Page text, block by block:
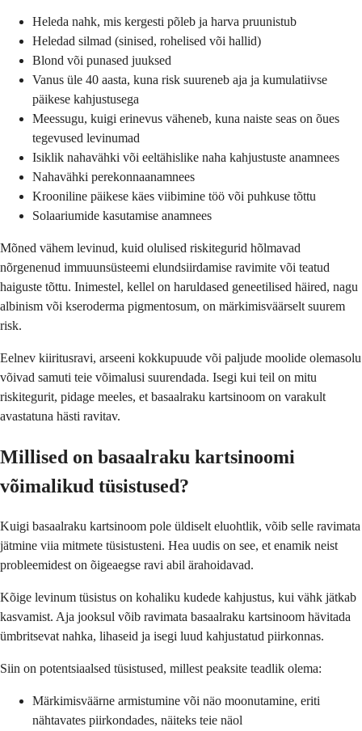
Heleda nahk, mis kergesti põleb ja harva pruunistub
Heledad silmad (sinised, rohelised või hallid)
Blond või punased juuksed
Vanus üle 40 aasta, kuna risk suureneb aja ja kumulatiivse
päikese kahjustusega
Meessugu, kuigi erinevus väheneb, kuna naiste seas on õues
tegevused levinumad
Isiklik nahavähki või eeltähislike naha kahjustuste anamnees
Nahavähki perekonnaanamnees
Krooniline päikese käes viibimine töö või puhkuse tõttu
Solaariumide kasutamise anamnees
Mõned vähem levinud, kuid olulised riskitegurid hõlmavad
nõrgenenud immuunsüsteemi elundsiirdamise ravimite või teatud
haiguste tõttu. Inimestel, kellel on haruldased geneetilised häired, nagu
albinism või kseroderma pigmentosum, on märkimisväärselt suurem
risk.
Eelnev kiiritusravi, arseeni kokkupuude või paljude moolide olemasolu
võivad samuti teie võimalusi suurendada. Isegi kui teil on mitu
riskitegurit, pidage meeles, et basaalraku kartsinoom on varakult
avastatuna hästi ravitav.
Millised on basaalraku kartsinoomi
võimalikud tüsistused?
Kuigi basaalraku kartsinoom pole üldiselt eluohtlik, võib selle ravimata
jätmine viia mitmete tüsistusteni. Hea uudis on see, et enamik neist
probleemidest on õigeaegse ravi abil ärahoidavad.
Kõige levinum tüsistus on kohaliku kudede kahjustus, kui vähk jätkab
kasvamist. Aja jooksul võib ravimata basaalraku kartsinoom hävitada
ümbritsevat nahka, lihaseid ja isegi luud kahjustatud piirkonnas.
Siin on potentsiaalsed tüsistused, millest peaksite teadlik olema:
Märkimisväärne armistumine või näo moonutamine, eriti
nähtavates piirkondades, näiteks teie näol